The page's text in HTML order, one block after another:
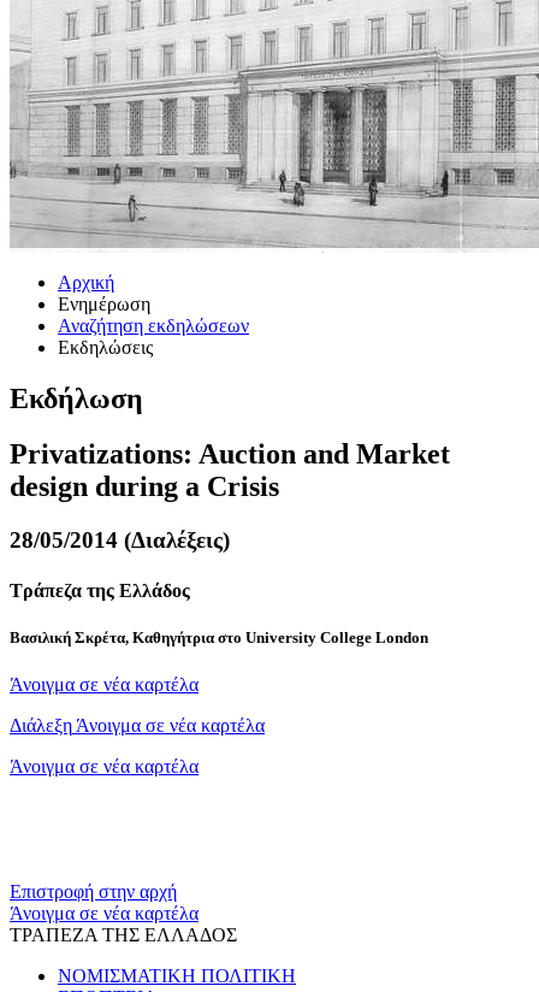
Αρχική
Ενημέρωση
Αναζήτηση εκδηλώσεων
Εκδηλώσεις
Εκδήλωση
Privatizations: Auction and Market
design during a Crisis
28/05/2014 (Διαλέξεις)
Τράπεζα της Ελλάδος
Βασιλική Σκρέτα, Καθηγήτρια στο University College London
Άνοιγμα σε νέα καρτέλα
Διάλεξη Άνοιγμα σε νέα καρτέλα
Άνοιγμα σε νέα καρτέλα
Επιστροφή στην αρχή
Άνοιγμα σε νέα καρτέλα
ΤΡΑΠΕΖΑ ΤΗΣ ΕΛΛΑΔΟΣ
ΝΟΜΙΣΜΑΤΙΚΗ ΠΟΛΙΤΙΚΗ